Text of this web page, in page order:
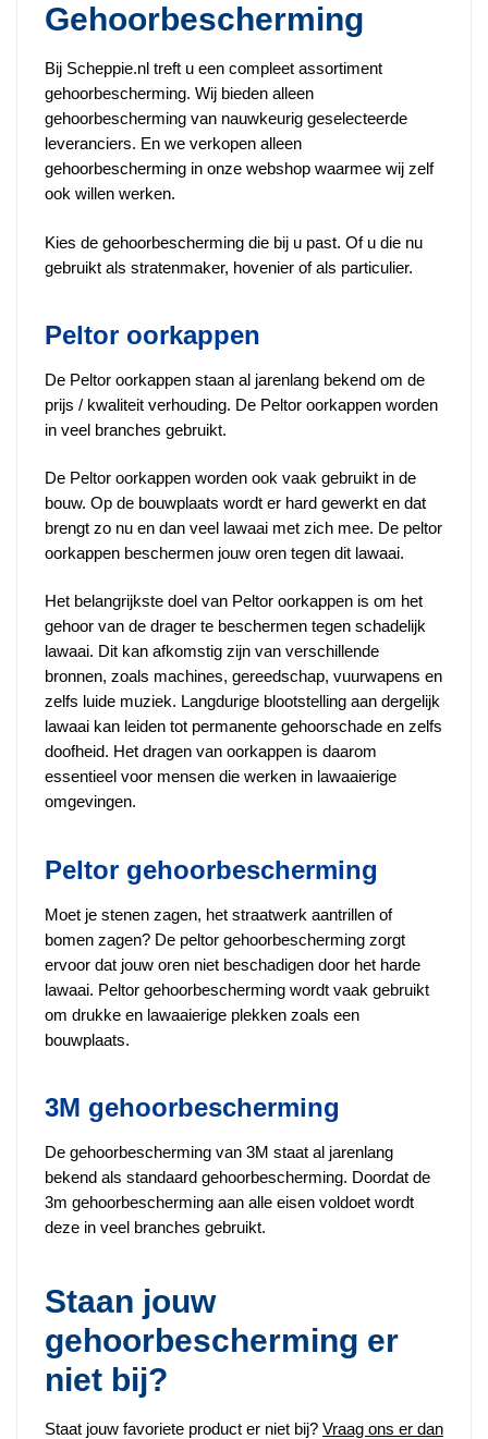
optie
gekozen
worden
productpagina
Gehoorbescherming
Bij Scheppie.nl treft u een compleet assortiment
gehoorbescherming. Wij bieden alleen
gehoorbescherming van nauwkeurig geselecteerde
leveranciers. En we verkopen alleen
gehoorbescherming in onze webshop waarmee wij zelf
ook willen werken.
Kies de gehoorbescherming die bij u past. Of u die nu
gebruikt als stratenmaker, hovenier of als particulier.
Peltor oorkappen
De Peltor oorkappen staan al jarenlang bekend om de
prijs / kwaliteit verhouding. De Peltor oorkappen worden
in veel branches gebruikt.
De Peltor oorkappen worden ook vaak gebruikt in de
bouw. Op de bouwplaats wordt er hard gewerkt en dat
brengt zo nu en dan veel lawaai met zich mee. De peltor
oorkappen beschermen jouw oren tegen dit lawaai.
Het belangrijkste doel van Peltor oorkappen is om het
gehoor van de drager te beschermen tegen schadelijk
lawaai. Dit kan afkomstig zijn van verschillende
bronnen, zoals machines, gereedschap, vuurwapens en
zelfs luide muziek. Langdurige blootstelling aan dergelijk
lawaai kan leiden tot permanente gehoorschade en zelfs
doofheid. Het dragen van oorkappen is daarom
essentieel voor mensen die werken in lawaaierige
omgevingen.
Peltor gehoorbescherming
Moet je stenen zagen, het straatwerk aantrillen of
bomen zagen? De peltor gehoorbescherming zorgt
ervoor dat jouw oren niet beschadigen door het harde
lawaai. Peltor gehoorbescherming wordt vaak gebruikt
om drukke en lawaaierige plekken zoals een
bouwplaats.
3M gehoorbescherming
De gehoorbescherming van 3M staat al jarenlang
bekend als standaard gehoorbescherming. Doordat de
3m gehoorbescherming aan alle eisen voldoet wordt
deze in veel branches gebruikt.
Staan jouw
gehoorbescherming er
niet bij?
Staat jouw favoriete product er niet bij? Vraag ons er dan